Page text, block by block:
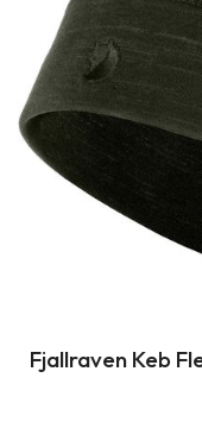
Fjallraven Keb